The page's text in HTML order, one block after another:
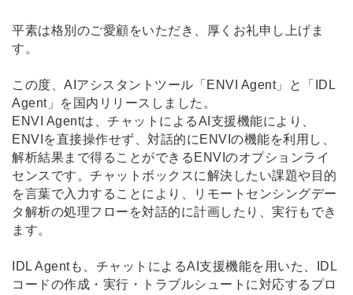
平素は格別のご愛顧をいただき、厚くお礼申し上げま
す。
この度、AIアシスタントツール「ENVI Agent」と「IDL
Agent」を国内リリースしました。
ENVI Agentは、チャットによるAI支援機能により、
ENVIを直接操作せず、対話的にENVIの機能を利用し、
解析結果まで得ることができるENVIのオプションライ
センスです。チャットボックスに解決したい課題や目的
を言葉で入力することにより、リモートセンシングデー
タ解析の処理フローを対話的に計画したり、実行もでき
ます。
IDL Agentも、チャットによるAI支援機能を用いた、IDL
コードの作成・実行・トラブルシュートに対応するプロ